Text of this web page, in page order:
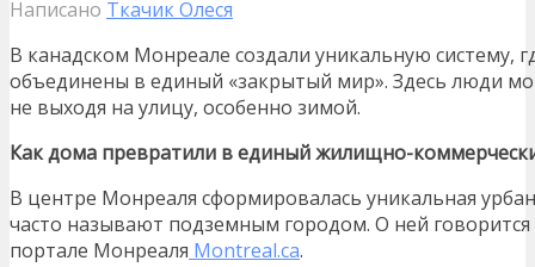
Написано Ткачик Олеся
В канадском Монреале создали уникальную систему,
объединены в единый «закрытый мир». Здесь люди
не выходя на улицу, особенно зимой.
Как дома превратили в единый жилищно-
В центре Монреаля сформировалась уникальная
часто называют подземным городом. О ней
портале Монреаля Montreal.ca.